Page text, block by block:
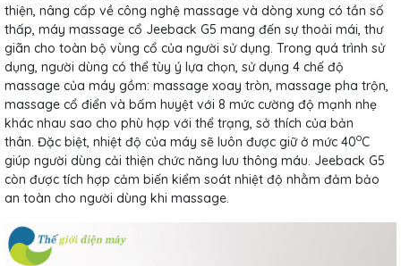
thiện, nâng cấp về công nghệ massage và dòng xung có tần số
thấp, máy massage cổ Jeeback G5 mang đến sự thoải mái, thư
giãn cho toàn bộ vùng cổ của người sử dụng. Trong quá trình sử
dụng, người dùng có thể tùy ý lựa chọn, sử dụng 4 chế độ
massage của máy gồm: massage xoay tròn, massage pha trộn,
massage cổ điển và bấm huyệt với 8 mức cường độ mạnh nhẹ
khác nhau sao cho phù hợp với thể trạng, sở thích của bản
thân. Đặc biệt, nhiệt độ của máy sẽ luôn được giữ ở mức 40oC
giúp người dùng cải thiện chức năng lưu thông máu. Jeeback G5
còn được tích hợp cảm biến kiểm soát nhiệt độ nhằm đảm bảo
an toàn cho người dùng khi massage.